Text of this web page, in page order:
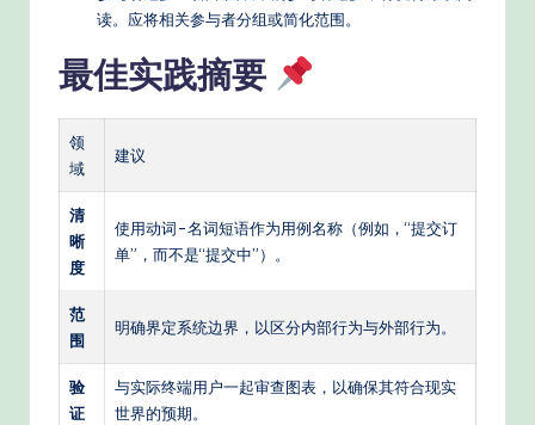
读。应将相关参与者分组或简化范围。
最佳实践摘要
领
域
建议
清
晰
度
使用动词-名词短语作为用例名称（例如，“提交订
单”，而不是“提交中”）。
范
围
明确界定系统边界，以区分内部行为与外部行为。
验
证
与实际终端用户一起审查图表，以确保其符合现实
世界的预期。